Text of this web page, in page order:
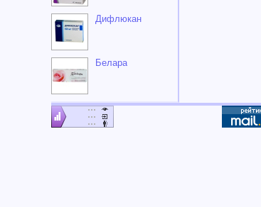
Дифлюкан
Белара